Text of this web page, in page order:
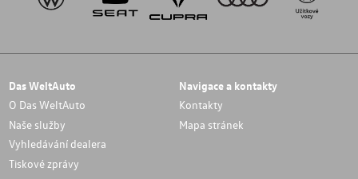
Das WeltAuto
O Das WeltAuto
Naše služby
Vyhledávání dealera
Tiskové zprávy
Navigace a kontakty
Kontakty
Mapa stránek